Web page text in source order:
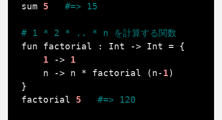
sum
5 #=> 15
# 1 * 2 * .. * n を計算する関数
fun
factorial : Int -> Int =
{
1
->
1
n
-> n * factorial (n-1)
}
factorial
5 #=> 120